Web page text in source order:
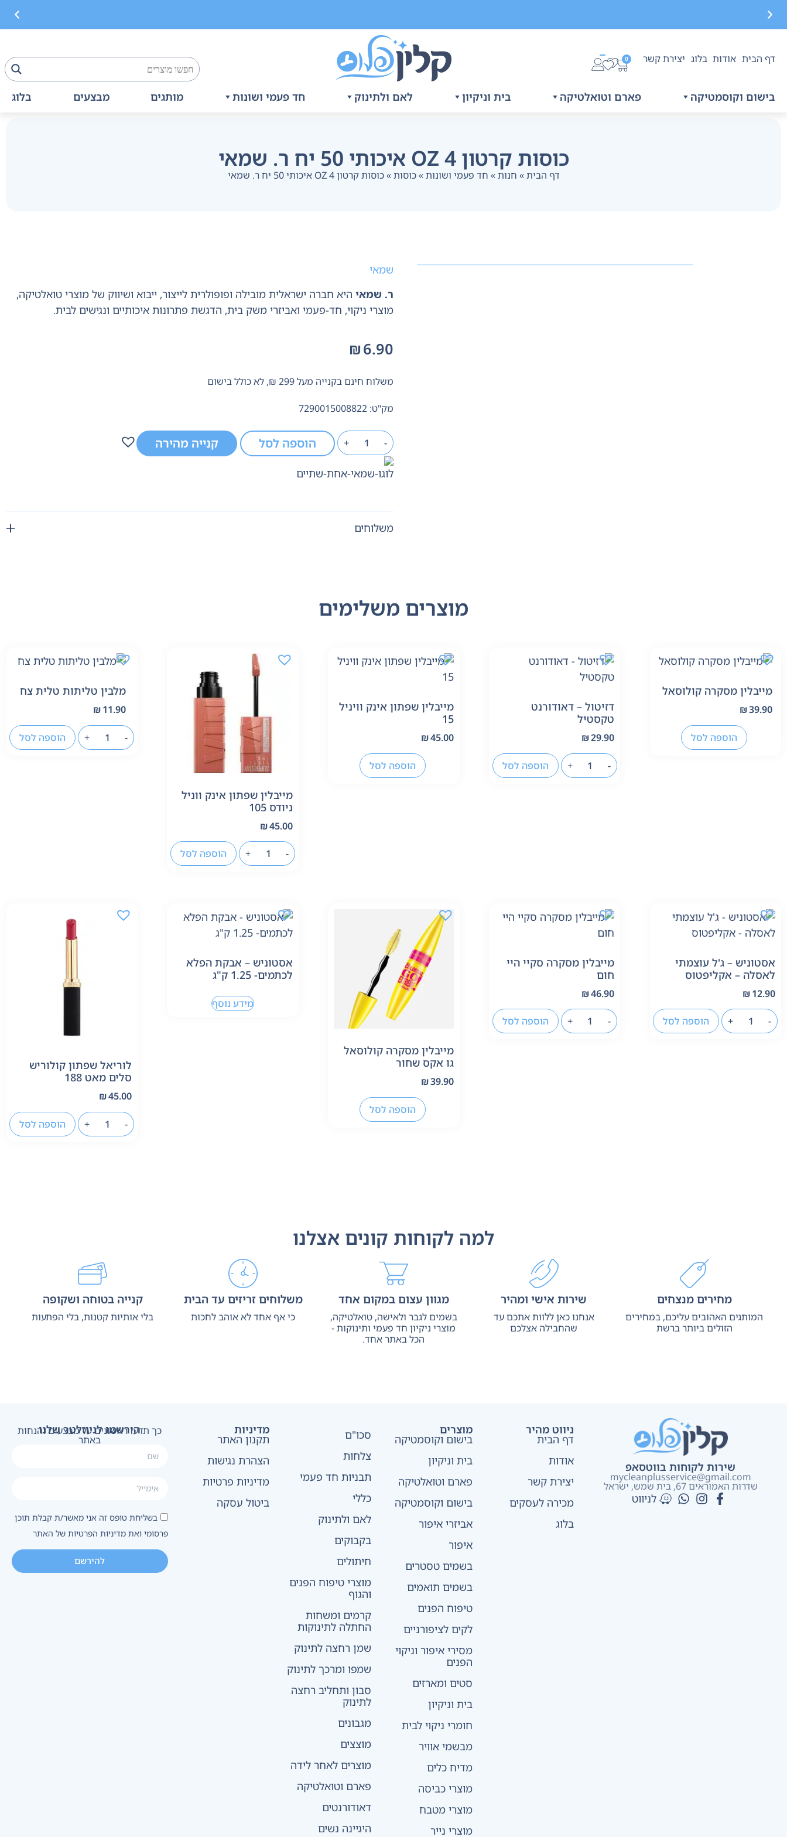
משלוח חינם בקנייה מעל 299 ₪, לא כולל בישוםדף הבית אודות בלוג יצירת קשר 0
בישום וקוסמטיקה פארם וטואלטיקה בית וניקיון לאם ולתינוק חד פעמי ושונות מותגים מבצעים בלוג
כוסות קרטון 4 OZ איכותי 50 יח ר. שמאי
דף הבית» חנות» חד פעמי ושונות»כוסות»כוסות קרטון 4 OZ איכותי 50 יח ר. שמאי
שמאי
ר. שמאי היא חברה ישראלית מובילה ופופולרית לייצור, ייבוא ושיווק של מוצרי טואלטיקה,
מוצרי ניקוי, חד-פעמי ואביזרי משק בית, הדגשת פתרונות איכותיים ונגישים לבית.
₪6.90
משלוח חינם בקנייה מעל 299 ₪, לא כולל בישום
מק"ט: 7290015008822
-
+ הוספה לסל קנייה מהירה
משלוחים
מוצרים משלימים
מייבלין מסקרה קולוסאל
₪39.90
הוספה לסל
דזיטול – דאודורנט
טקסטיל
₪29.90
-
+ הוספה לסל
מייבלין שפתון אינק וויניל
15
₪45.00
הוספה לסל
מייבלין שפתון אינק ווניל
ניודס 105
₪45.00
-
+ הוספה לסל
מלבין טליתות טלית צח
₪11.90
-
+ הוספה לסל
אסטוניש – ג'ל עוצמתי
לאסלה – אקליפטוס
₪12.90
-
+ הוספה לסל
מייבלין מסקרה סקיי היי
חום
₪46.90
-
+ הוספה לסל
מייבלין מסקרה קולוסאל
גו אקס שחור
₪39.90
הוספה לסל
אסטוניש – אבקת הפלא
לכתמים- 1.25 ק"ג
מידע נוסף
לוריאל שפתון קולוריש
סלים מאט 188
₪45.00
-
+ הוספה לסל
למה לקוחות קונים אצלנו
מחירים מנצחים
המותגים האהובים עליכם, במחירים
הזולים ביותר ברשת
שירות אישי ומהיר
אנחנו כאן ללוות אתכם עד
שהחבילה אצלכם
מגוון עצום במקום אחד
בשמים לגבר ולאישה, טואלטיקה,
מוצרי ניקיון חד פעמי ותינוקות -
הכל באתר אחד.
משלוחים זריזים עד הבית
כי אף אחד לא אוהב לחכות
קנייה בטוחה ושקופה
בלי אותיות קטנות, בלי הפתעות
שירות לקוחות בווטסאפ
mycleanplusservice@gmail.com
שדרות האמוראים 67, בית שמש​, ישראל
לניווט
ניווט מהיר
דף הבית
אודות
יצירת קשר
מכירה לעסקים
בלוג
מוצרים
בישום וקוסמטיקה
בית וניקיון
פארם וטואלטיקה
בישום וקוסמטיקה
אביזרי איפור
איפור
בשמים טסטרים
בשמים תואמים
טיפוח הפנים
לקים לציפורניים
מסירי איפור וניקוי
הפנים
סטים ומארזים
בית וניקיון
חומרי ניקוי לבית
מבשמי אוויר
מדיח כלים
מוצרי כביסה
מוצרי מטבח
מוצרי נייר
סכו"ם
צלחות
תבניות חד פעמי
כללי
לאם ולתינוק
בקבוקים
חיתולים
מוצרי טיפוח הפנים
והגוף
קרמים ומשחות
החתלה לתינוקות
שמן רחצה לתינוק
שמפו ומרכך לתינוק
סבון ותחליב רחצה
לתינוק
מגבונים
מוצצים
מוצרים לאחר לידה
פארם וטואלטיקה
דאודורנטים
היגיינה נשים
מדיניות
תקנון האתר
הצהרת נגישות
מדיניות פרטיות
ביטול עסקה
הירשמו לניוזלטר שלנו
כך תדעו ראשונים על מבצעים והנחות
באתר
בשליחת טופס זה אני מאשר/ת קבלת תוכן
פרסומי ואת מדיניות הפרטיות של האתר
להירשם